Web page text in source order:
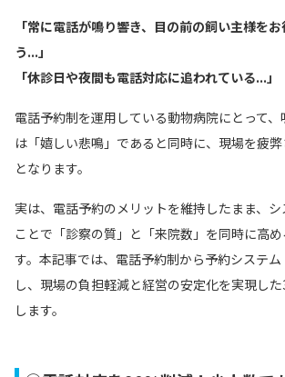
「常に電話が鳴り響き、目の前の飼い主様を
う...」
「休診日や夜間も電話対応に追われている...」
電話予約制を運用している動物病院にとって
は「嬉しい悲鳴」であると同時に、現場を疲
となります。
実は、電話予約のメリットを維持したまま、
ことで「診察の質」と「来院数」を同時に高
す。本記事では、電話予約制から予約システ
し、現場の負担軽減と経営の安定化を実現し
します。